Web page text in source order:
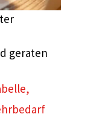
geraten
,